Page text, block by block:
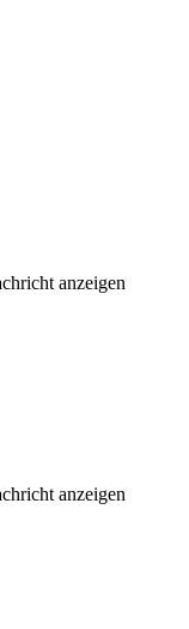
anzeigen
anzeigen